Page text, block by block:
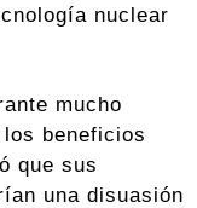
nuclear
mucho
beneficios
que sus
una disuasión